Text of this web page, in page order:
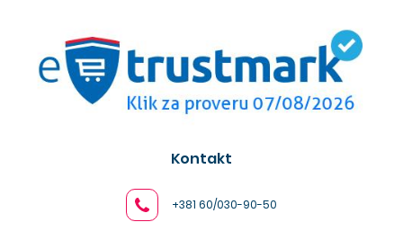
Kontakt
+381 60/030-90-50